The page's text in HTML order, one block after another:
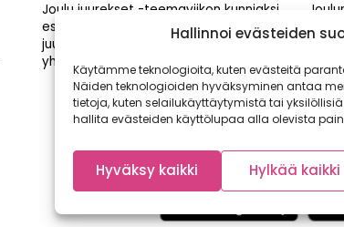
Hallinnoi evästeiden
Käytämme teknologioita, kuten evästeitä
Näiden teknologioiden hyväksyminen antaa
tietoja, kuten selailukäyttäytymistä tai
hallita evästeiden käyttölupaa alla olevista
Hyväksy kaikki Hylkää kaikki
Joulu juurekset -teemaviikon kunniaksi
esittelemme Suomen syödyimmän
juureksen. Syömme porkkanaa noin
yhdeksän kiloa vuodessa,...
on